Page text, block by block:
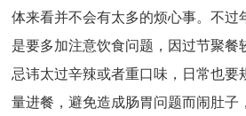
体来看并不会有太多的烦心事。不过
是要多加注意饮食问题，因过节聚餐
忌讳太过辛辣或者重口味，日常也要
量进餐，避免造成肠胃问题而闹肚子